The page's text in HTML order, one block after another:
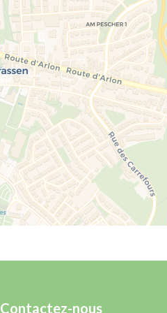
Contactez-nous